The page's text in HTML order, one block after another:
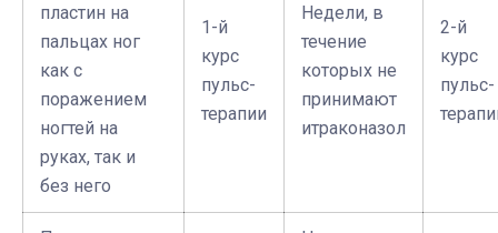
пластин на
пальцах ног
как с
поражением
ногтей на
руках, так и
без него
1-й
курс
пульс-
терапии
Недели, в
течение
которых не
принимают
итраконазол
2-й
курс
пульс-